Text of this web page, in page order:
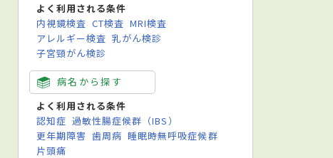
よく利用される条件
内視鏡検査 CT検査 MRI検査
アレルギー検査 乳がん検診
子宮頸がん検診
病名から探す
よく利用される条件
認知症 過敏性腸症候群（IBS）
更年期障害 歯周病 睡眠時無呼吸症候群
片頭痛